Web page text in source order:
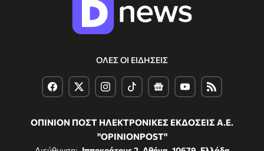
ΟΛΕΣ ΟΙ ΕΙΔΗΣΕΙΣ
ΟΠΙΝΙΟΝ ΠΟΣΤ ΗΛΕΚΤΡΟΝΙΚΕΣ ΕΚΔΟΣΕΙΣ Α.Ε.
"OPINIONPOST"